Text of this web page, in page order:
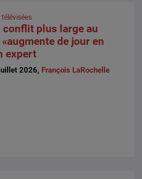
conflit plus large au
de jour en
expert
2026, François LaRochelle